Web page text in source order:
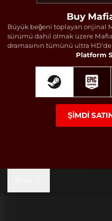
Buy
Büyük beğeni toplayan orijinal
sürümü dahil olmak üzere
dramasının tümünü ultra HD'de
Platform
ŞIMDI